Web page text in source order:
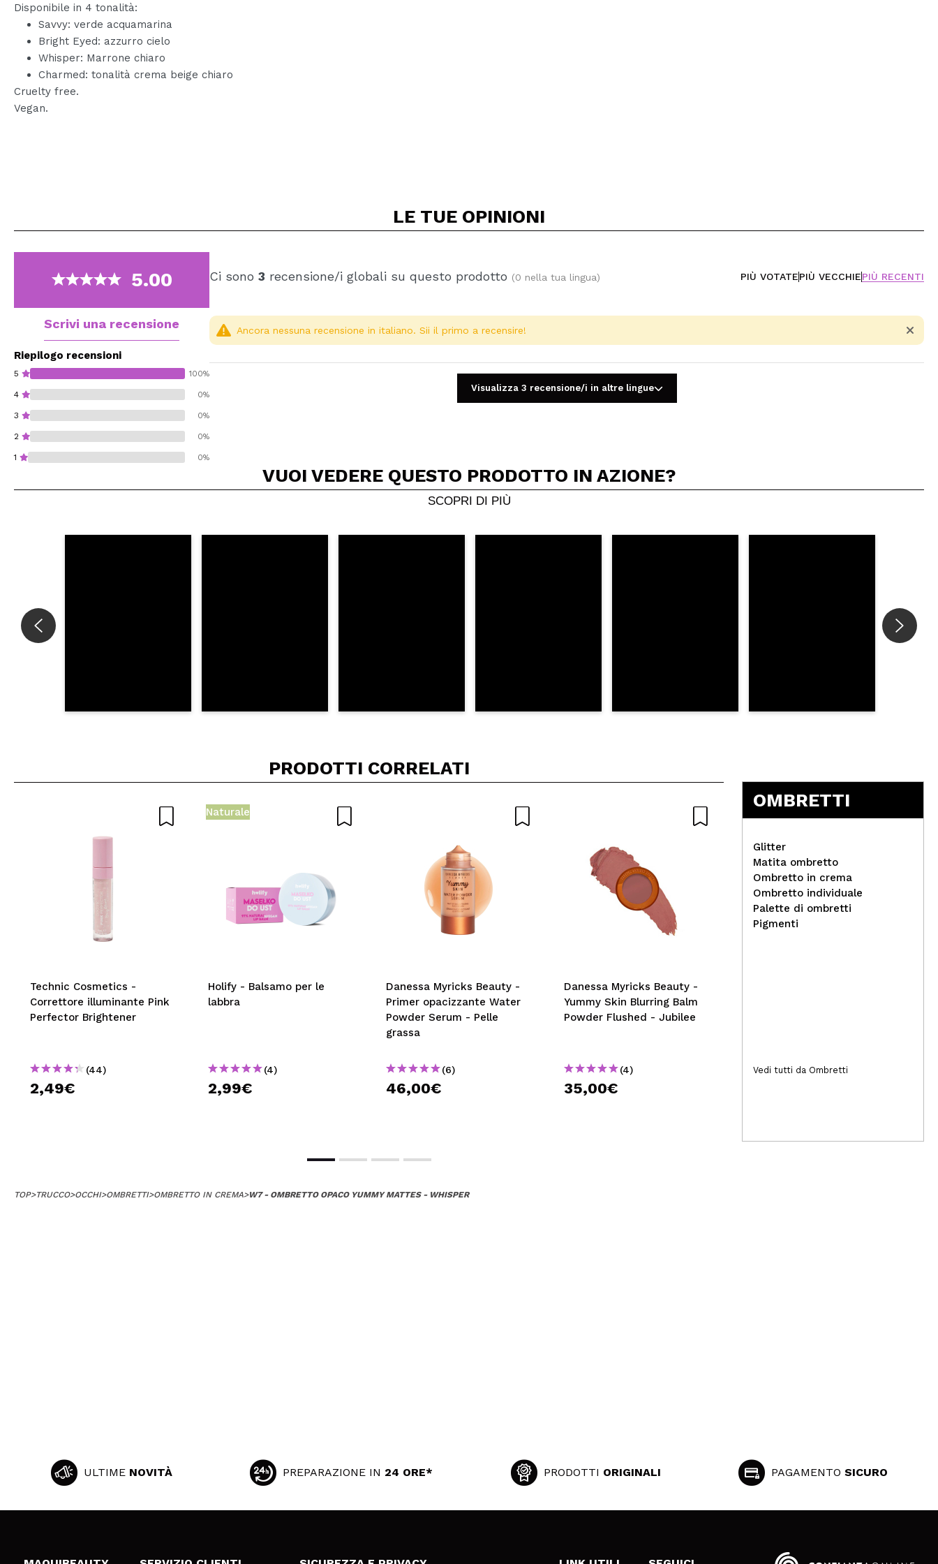
Disponibile in 4 tonalità:
Savvy: verde acquamarina
Bright Eyed: azzurro cielo
Whisper: Marrone chiaro
Charmed: tonalità crema beige chiaro
Cruelty free.
Vegan.
LE TUE OPINIONI
5.00
Scrivi una recensione
Riepilogo recensioni
5 100%
4 0%
3 0%
2 0%
1 0%
Ci sono 3 recensione/i globali su questo prodotto (0 nella tua lingua) PIÙ VOTATEPIÙ VECCHIEPIÙ RECENTI
Condividi un video o una foto
Il tuo video potrebbe essere il primo. Immaginalo...
5/5
Ancora nessuna recensione in italiano. Sii il primo a recensire!
Visualizza 3 recensione/i in altre lingue
VUOI VEDERE QUESTO PRODOTTO IN AZIONE?
SCOPRI DI PIÙ
PRODOTTI CORRELATI
Technic Cosmetics -
Correttore illuminante Pink
Perfector Brightener
(44)
2,49€
Naturale
Holify - Balsamo per le
labbra
(4)
2,99€
Danessa Myricks Beauty -
Primer opacizzante Water
Powder Serum - Pelle
grassa
(6)
46,00€
Danessa Myricks Beauty -
Yummy Skin Blurring Balm
Powder Flushed - Jubilee
(4)
35,00€
Physicians Formula -
(3)
OMBRETTI
Glitter
Matita ombretto
Ombretto in crema
Ombretto individuale
Palette di ombretti
Pigmenti
Vedi tutti da Ombretti
TOP>TRUCCO>OCCHI>OMBRETTI>OMBRETTO IN CREMA>W7 - OMBRETTO OPACO YUMMY MATTES - WHISPER
ULTIME NOVITÀ PREPARAZIONE IN 24 ORE* PRODOTTI ORIGINALI PAGAMENTO SICURO